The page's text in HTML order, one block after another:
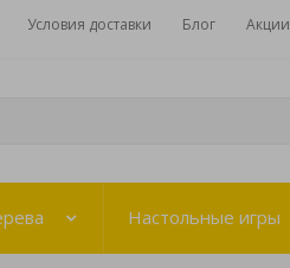
Условия доставки Блог Акции
Настольные игры